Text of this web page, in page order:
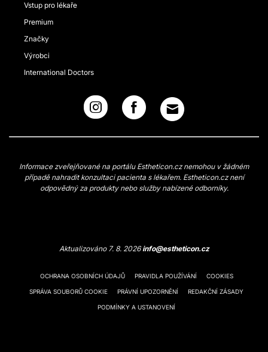
Vstup pro lékaře
Premium
Značky
Výrobci
International Doctors
Informace zveřejňované na portálu Estheticon.cz nemohou v žádném
případě nahradit konzultaci pacienta s lékařem. Estheticon.cz není
odpovědný za produkty nebo služby nabízené odborníky.
Aktualizováno 7. 8. 2026info@estheticon.cz
OCHRANA OSOBNÍCH ÚDAJŮ PRAVIDLA POUŽÍVÁNÍ COOKIES
SPRÁVA SOUBORŮ COOKIE PRÁVNÍ UPOZORNĚNÍ REDAKČNÍ ZÁSADY
PODMÍNKY A USTANOVENÍ